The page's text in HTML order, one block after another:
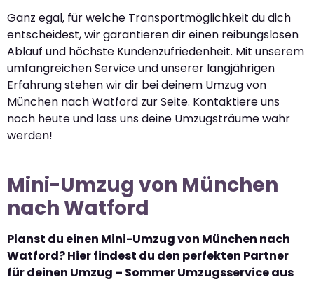
Ganz egal, für welche Transportmöglichkeit du dich
entscheidest, wir garantieren dir einen reibungslosen
Ablauf und höchste Kundenzufriedenheit. Mit unserem
umfangreichen Service und unserer langjährigen
Erfahrung stehen wir dir bei deinem Umzug von
München nach Watford zur Seite. Kontaktiere uns
noch heute und lass uns deine Umzugsträume wahr
werden!
Mini-Umzug von München
nach Watford
Planst du einen Mini-Umzug von München nach
Watford? Hier findest du den perfekten Partner
für deinen Umzug – Sommer Umzugsservice aus